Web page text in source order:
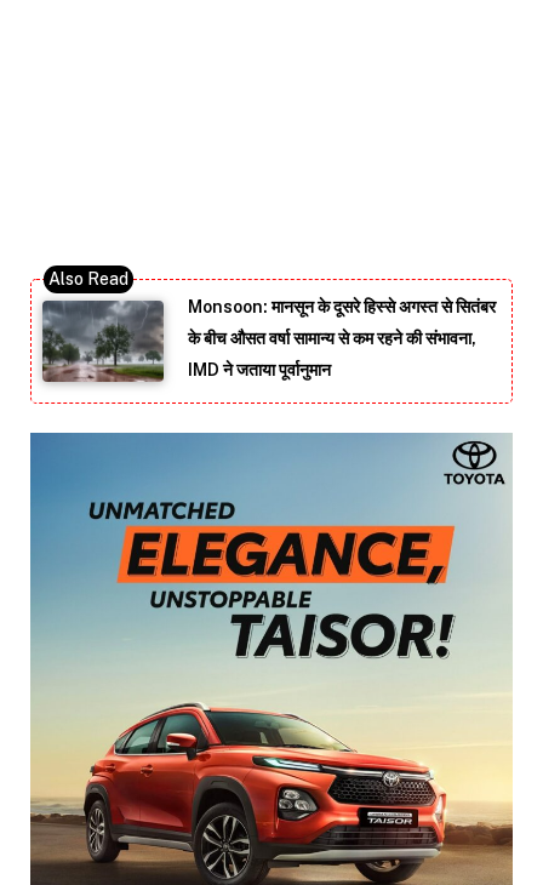
Monsoon: मानसून के दूसरे हिस्से अगस्त से सितंबर
के बीच औसत वर्षा सामान्य से कम रहने की संभावना,
IMD ने जताया पूर्वानुमान